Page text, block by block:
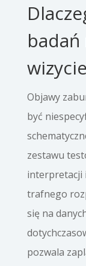
Objawy
być
zestawu
interpretacji
trafnego
się na
pozwala